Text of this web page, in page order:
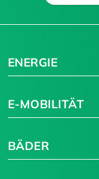
ENERGIE
E-MOBILITÄT
BÄDER